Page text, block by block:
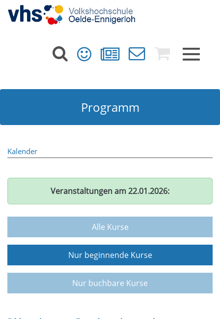
Toggle
Programm
Kalender
Veranstaltungen am 22.01.2026:
Alle Kurse
Nur beginnende Kurse
Nur buchbare Kurse